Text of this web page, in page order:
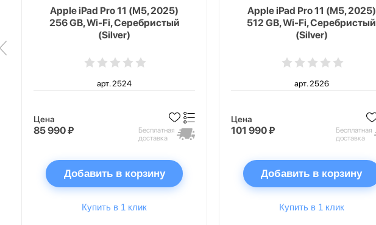
Apple iPad Pro 11 (M5, 2025)
256 GB, Wi-Fi, Серебристый
(Silver)
арт. 2524
Цена
85 990 ₽
Бесплатная
доставка
Добавить в корзину
Купить в 1 клик
Apple iPad Pro 11 (M5, 2025)
512 GB, Wi-Fi, Серебристый
(Silver)
арт. 2526
Цена
101 990 ₽
Бесплатная
доставка
Добавить в корзину
Купить в 1 клик